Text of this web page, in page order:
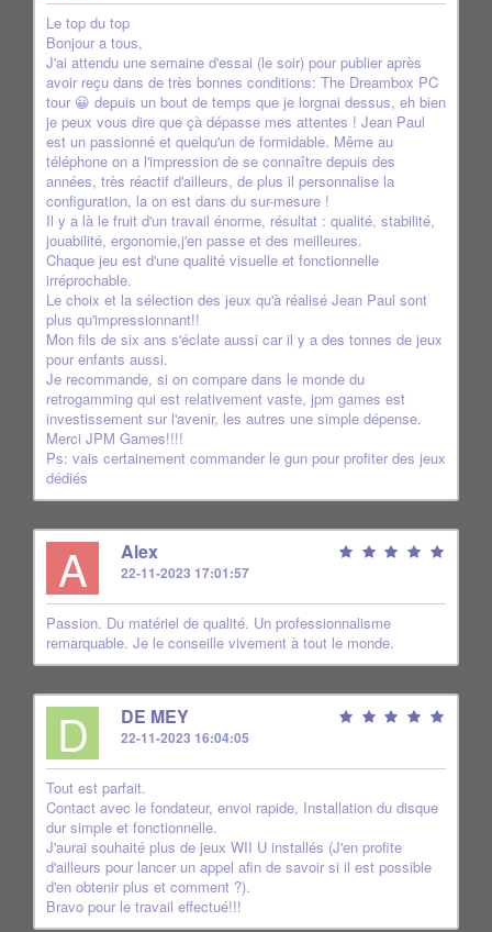
Le top du top
Bonjour a tous,
J'ai attendu une semaine d'essai (le soir) pour publier après
avoir reçu dans de très bonnes conditions: The Dreambox PC
tour 😀 depuis un bout de temps que je lorgnai dessus, eh bien
je peux vous dire que çà dépasse mes attentes ! Jean Paul
est un passionné et quelqu'un de formidable. Même au
téléphone on a l'impression de se connaître depuis des
années, très réactif d'ailleurs, de plus il personnalise la
configuration, la on est dans du sur-mesure !
Il y a là le fruit d'un travail énorme, résultat : qualité, stabilité,
jouabilité, ergonomie,j'en passe et des meilleures.
Chaque jeu est d'une qualité visuelle et fonctionnelle
irréprochable.
Le choix et la sélection des jeux qu'à réalisé Jean Paul sont
plus qu'impressionnant!!
Mon fils de six ans s'éclate aussi car il y a des tonnes de jeux
pour enfants aussi.
Je recommande, si on compare dans le monde du
retrogamming qui est relativement vaste, jpm games est
investissement sur l'avenir, les autres une simple dépense.
Merci JPM Games!!!!
Ps: vais certainement commander le gun pour profiter des jeux
dédiés
A Alex
22-11-2023 17:01:57
Passion. Du matériel de qualité. Un professionnalisme
remarquable. Je le conseille vivement à tout le monde.
D DE MEY
22-11-2023 16:04:05
Tout est parfait.
Contact avec le fondateur, envoi rapide, Installation du disque
dur simple et fonctionnelle.
J'aurai souhaité plus de jeux WII U installés (J'en profite
d'ailleurs pour lancer un appel afin de savoir si il est possible
d'en obtenir plus et comment ?).
Bravo pour le travail effectué!!!